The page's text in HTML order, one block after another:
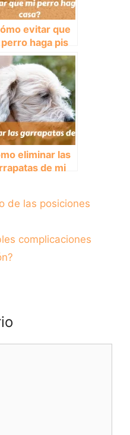
evitar que
haga pis
eliminar las
de mi
de las posiciones
complicaciones